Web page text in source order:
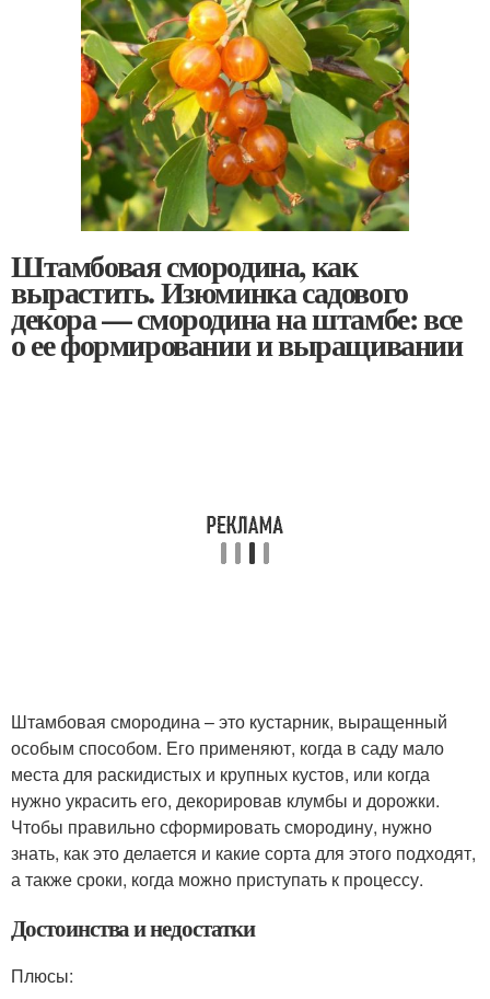
Штамбовая смородина, как
вырастить. Изюминка садового
декора — смородина на штамбе: все
о ее формировании и выращивании
Штамбовая смородина – это кустарник, выращенный
особым способом. Его применяют, когда в саду мало
места для раскидистых и крупных кустов, или когда
нужно украсить его, декорировав клумбы и дорожки.
Чтобы правильно сформировать смородину, нужно
знать, как это делается и какие сорта для этого подходят,
а также сроки, когда можно приступать к процессу.
Достоинства и недостатки
Плюсы: